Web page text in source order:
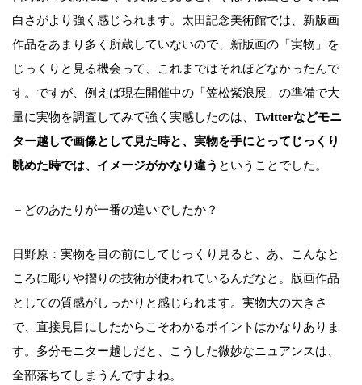
白さがより強く感じられます。太田記念美術館では、新版画
作品をあまり多く所蔵していないので、新版画の「実物」を
じっくりと見る機会って、これまではそれほどなかったんで
す。ですが、例えば現在開催中の「笠松紫浪展」の準備で大
量に実物を調査してみて強く実感したのは、 Twitterなどモニ
ター越しで画像として見た時と、実物を手にとってじっくり
眺めた時では、イメージがかなり違う ということでした。
－どのあたりが一番の違いでしたか？
日野原：実物を目の前にしてじっくり見ると、あ、こんなと
ころに彫りや摺りの技術が使われているんだなと。版画作品
としての質感がしっかりと感じられます。実物大の大きさ
で、直接見目にしたからこそわかるポイントはかなりありま
す。多分モニター越しだと、こうした微妙なニュアンスは、
全部落ちてしまうんですよね。